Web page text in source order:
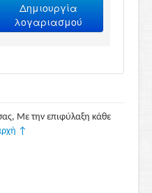
Δημιουργία
λογαριασμού
Με την επιφύλαξη κάθε
↑